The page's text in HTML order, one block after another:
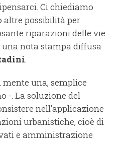
Ci chiediamo
possibilità per
riparazioni delle vie
una nota stampa diffusa
.
mente una, semplice
-. La soluzione del
nell’applicazione
urbanistiche, cioè di
e amministrazione